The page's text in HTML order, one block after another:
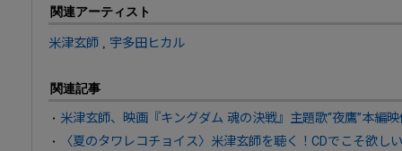
関連アーティスト
米津玄師 , 宇多田ヒカル
関連記事
米津玄師、映画『キングダム 魂の決戦』主題歌“夜鷹”本編
〈夏のタワレコチョイス〉米津玄師を聴く！CDでこそ欲し